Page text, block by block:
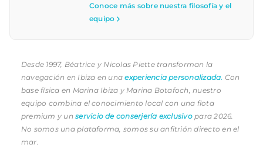
Conoce más sobre nuestra filosofía y el
equipo
Desde 1997, Béatrice y Nicolas Piette transforman la
navegación en Ibiza en unaexperiencia personalizada. Con
base física en Marina Ibiza y Marina Botafoch, nuestro
equipo combina el conocimiento local con una flota
premium y unservicio de conserjería exclusivopara 2026.
No somos una plataforma, somos su anfitrión directo en el
mar.